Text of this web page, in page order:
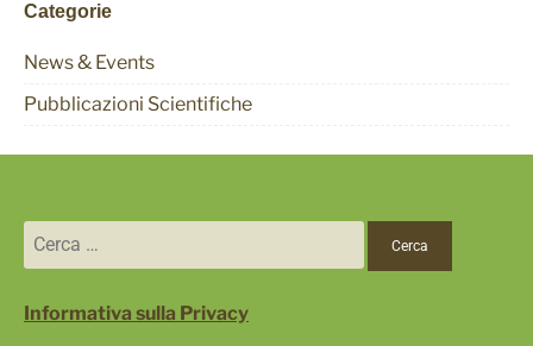
Categorie
News & Events
Pubblicazioni Scientifiche
Ricerca
per:
Informativa sulla Privacy